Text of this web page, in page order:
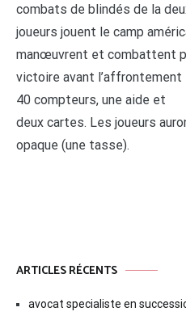
combats de blindés de la
joueurs jouent le camp
manœuvrent et combattent
victoire avant
40 compteurs, une aide et
deux cartes. Les joueurs
opaque (une tasse).
ARTICLES RÉCENTS
avocat specialiste en